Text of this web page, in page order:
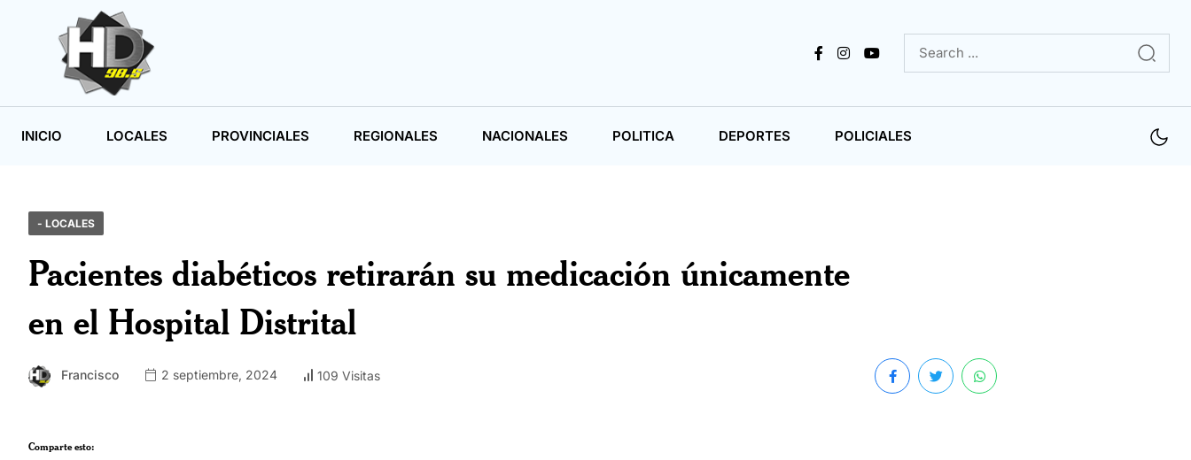
INICIO LOCALES PROVINCIALES REGIONALES NACIONALES POLITICA DEPORTES POLICIALES
- LOCALES
Pacientes diabéticos retirarán su medicación únicamente
en el Hospital Distrital
Francisco 2 septiembre, 2024 109 Visitas
Comparte esto: